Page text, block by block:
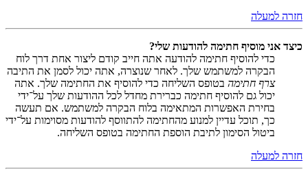
חזרה למעלה
כיצד אני מוסיף חתימה להודעות שלי?
כדי להוסיף חתימה להודעה אתה חייב קודם ליצור אחת דרך לוח
הבקרה למשתמש שלך. לאחר שנוצרה, אתה יכול לסמן את התיבה
צרף חתימה בטופס השליחה כדי להוסיף את החתימה שלך. אתה
יכול גם להוסיף חתימה כברירת מחדל לכל ההודעות שלך על־ידי
בחירת האפשרות המתאימה בלוח הבקרה למשתמש. אם תעשה
כך, תוכל עדיין למנוע מהחתימה להתווסף להודעות מסוימות על־ידי
ביטול הסימון לתיבת הוספת החתימה בטופס השליחה.
חזרה למעלה